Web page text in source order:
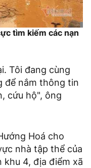
tìm kiếm các nạn
Tôi đang cùng
để nắm thông tin
cứu hộ", ông
Hoá cho
nhà tập thể của
4, địa điểm xã